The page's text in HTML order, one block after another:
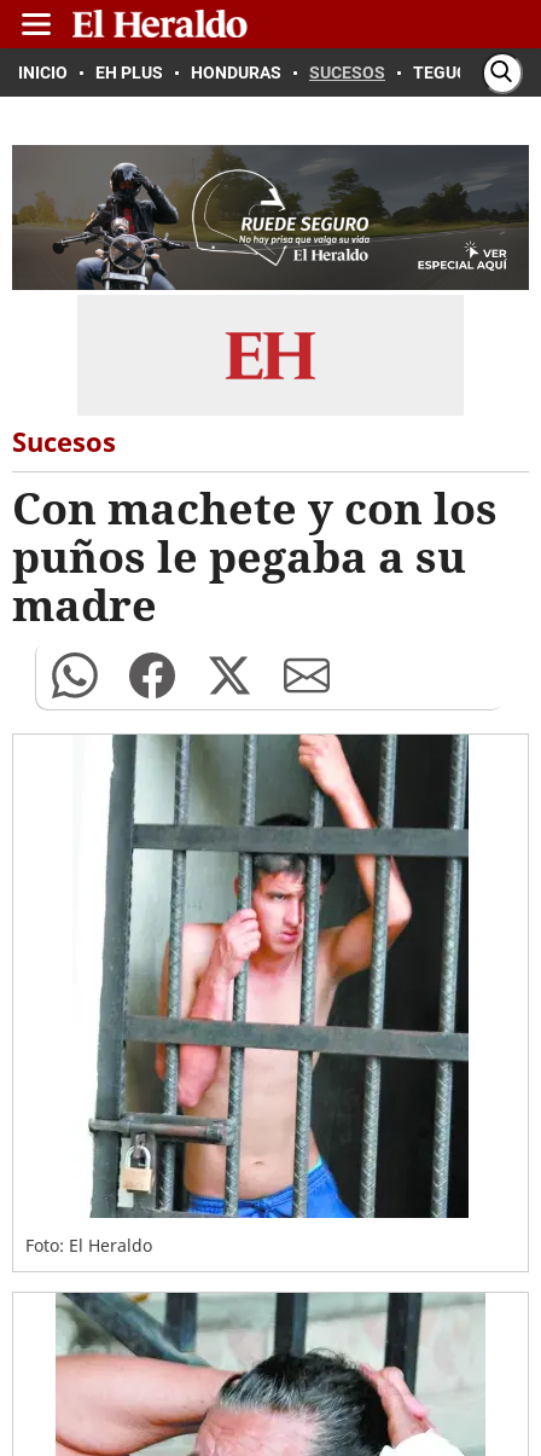
INICIO EH PLUS HONDURAS SUCESOS TEGUCIGALPA
Sucesos
Con machete y con los
puños le pegaba a su
madre
Foto: El Heraldo